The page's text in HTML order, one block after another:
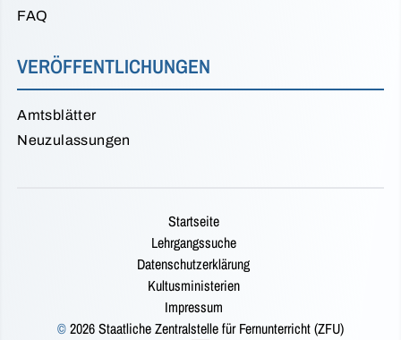
FAQ
VERÖFFENTLICHUNGEN
Amtsblätter
Neuzulassungen
Startseite
Lehrgangssuche
Datenschutzerklärung
Kultusministerien
Impressum
©2026 Staatliche Zentralstelle für Fernunterricht (ZFU)